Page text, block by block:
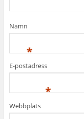
Namn
*
E-postadress
*
Webbplats